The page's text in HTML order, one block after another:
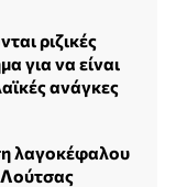
ριζικές
για να είναι
ανάγκες
λαγοκέφαλου
Λούτσας